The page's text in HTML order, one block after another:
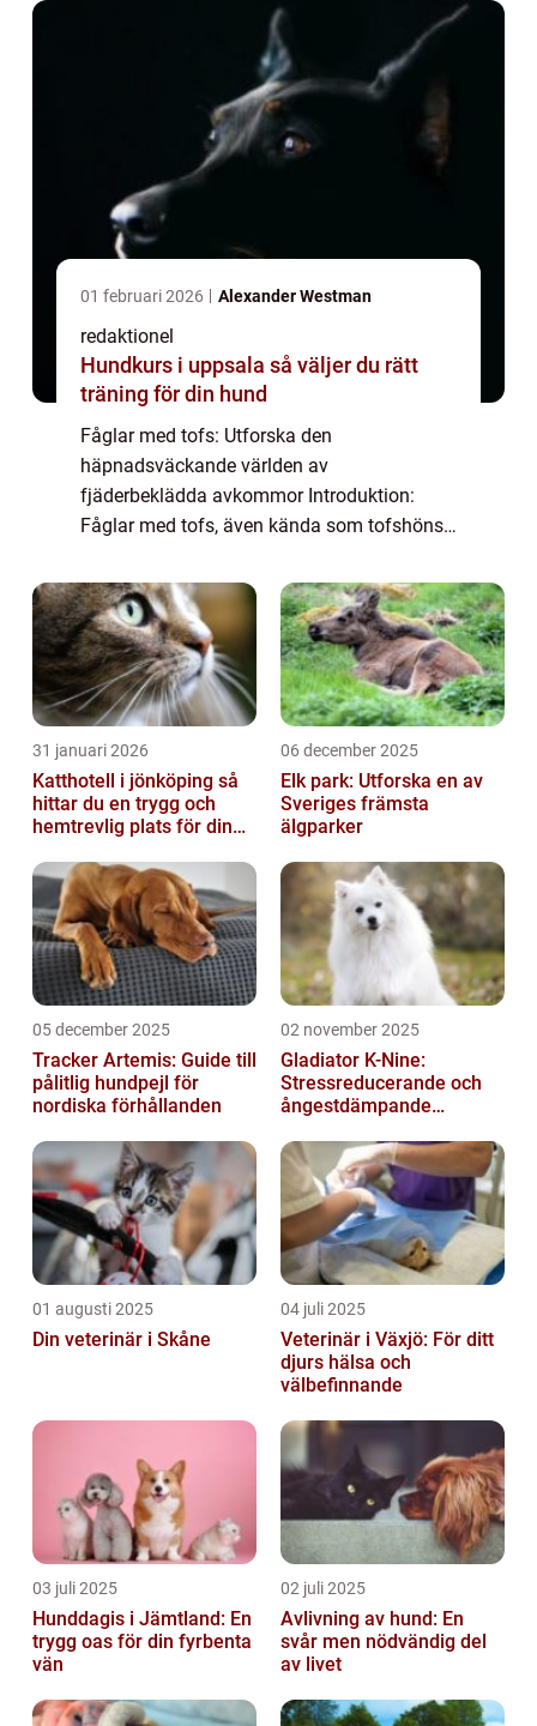
karakteristiska tofs på hu...
01 februari 2026 Alexander Westman
redaktionel
Hundkurs i uppsala så väljer du rätt
träning för din hund
Fåglar med tofs: Utforska den
häpnadsväckande världen av
fjäderbeklädda avkommor Introduktion:
Fåglar med tofs, även kända som tofshöns,
många naturälskare runt om i världen. Deras
karakteristiska tofs på hu...
31 januari 2026
Katthotell i jönköping så
hittar du en trygg och
hemtrevlig plats för din
06 december 2025
Elk park: Utforska en av
Sveriges främsta
älgparker
05 december 2025
Tracker Artemis: Guide till
pålitlig hundpejl för
nordiska förhållanden
02 november 2025
Gladiator K-Nine:
Stressreducerande och
ångestdämpande
01 augusti 2025
Din veterinär i Skåne
04 juli 2025
Veterinär i Växjö: För ditt
djurs hälsa och
välbefinnande
03 juli 2025
Hunddagis i Jämtland: En
trygg oas för din fyrbenta
vän
02 juli 2025
Avlivning av hund: En
svår men nödvändig del
av livet